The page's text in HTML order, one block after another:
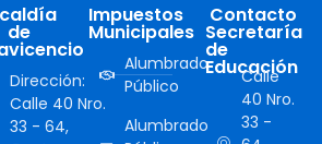
de
Dirección:
Calle 40 Nro.
33 - 64,
Impuestos
Municipales
Alumbrado
Público
Alumbrado
Contacto
Secretaría
de
Educación
Calle
40 Nro.
33 -